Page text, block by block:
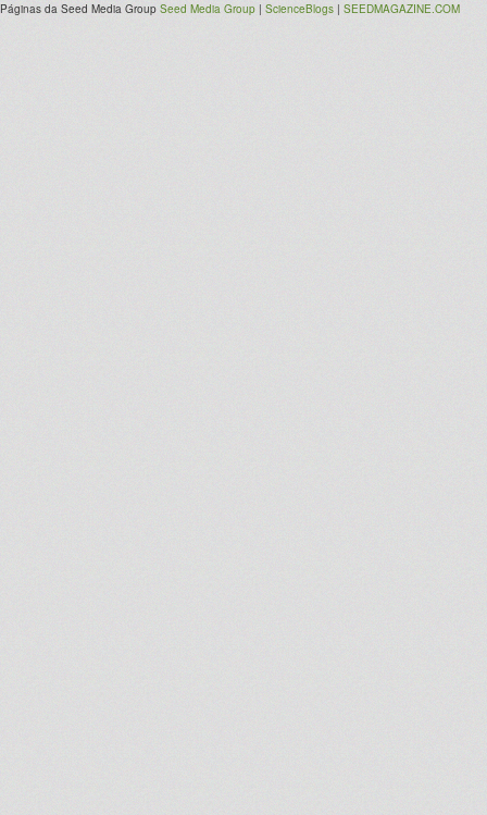
Páginas da Seed Media Group Seed Media Group | ScienceBlogs | SEEDMAGAZINE.COM